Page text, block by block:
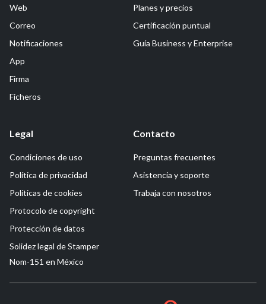
Web
Correo
Notificaciones
App
Firma
Ficheros
Planes y precios
Certificación puntual
Guía Business y Enterprise
Legal
Condiciones de uso
Política de privacidad
Políticas de cookies
Protocolo de copyright
Protección de datos
Solidez legal de Stamper
Nom-151 en México
Contacto
Preguntas frecuentes
Asistencia y soporte
Trabaja con nosotros